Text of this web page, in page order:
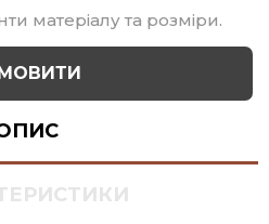
матеріалу та розміри.